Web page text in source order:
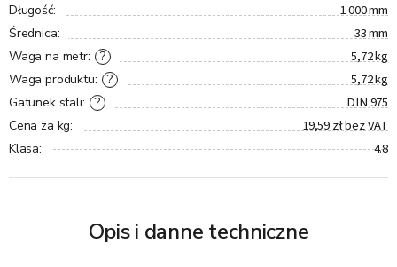
Długość: 1 000 mm
Średnica: 33 mm
?
Waga na metr: 5,72 kg
?
Waga produktu: 5,72 kg
?
Gatunek stali: DIN 975
Cena za kg: 19,59 zł bez VAT
Klasa: 4.8
Opis i danne techniczne